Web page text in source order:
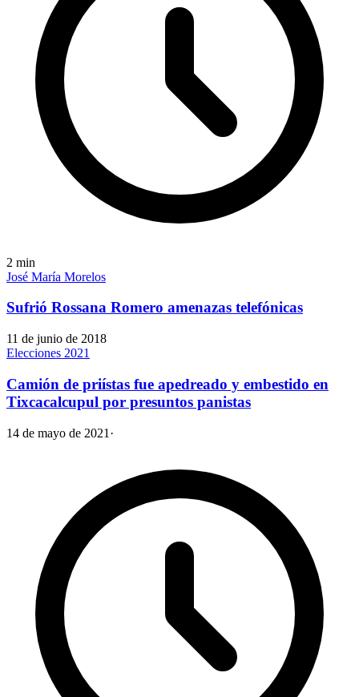
2 min
José María Morelos
Sufrió Rossana Romero amenazas telefónicas
11 de junio de 2018
Elecciones 2021
Camión de priístas fue apedreado y embestido en
Tixcacalcupul por presuntos panistas
14 de mayo de 2021 ·